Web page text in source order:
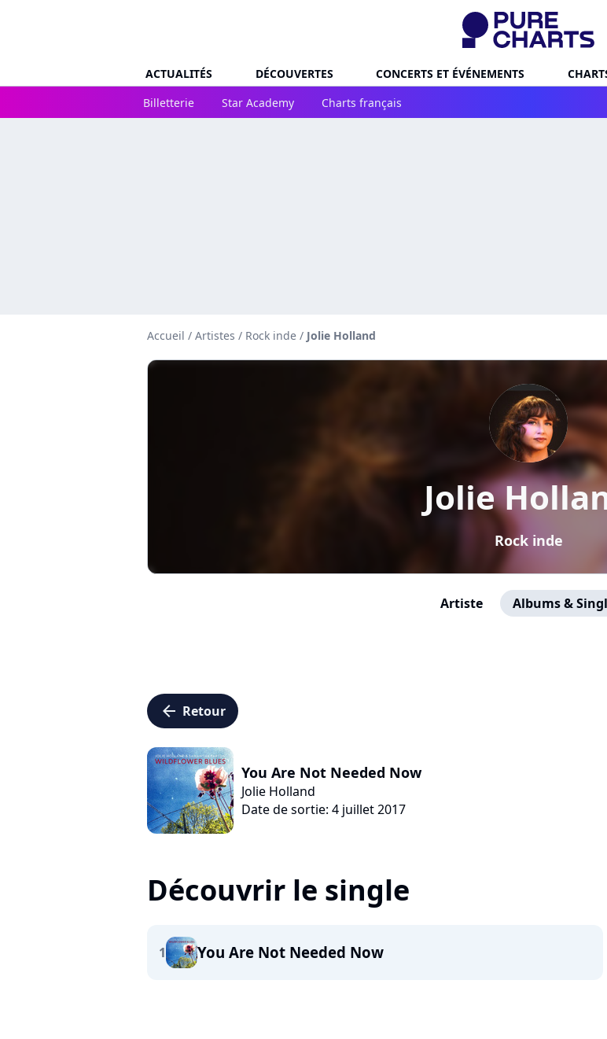
ACTUALITÉS DÉCOUVERTES CONCERTS ET ÉVÉNEMENTS
Billetterie
Star Academy Charts français
Accueil / Artistes / Rock inde / Jolie Holland
Jolie
Rock inde
Artiste Albums &
arrow_left Retour
You Are Not Needed Now
Jolie Holland
Date de sortie: 4 juillet 2017
Découvrir le single
1 You Are Not Needed Now